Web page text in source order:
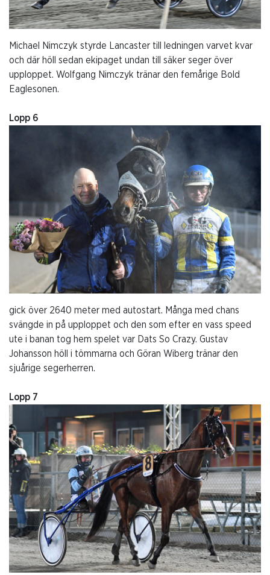
Michael Nimczyk styrde Lancaster till ledningen varvet kvar
och där höll sedan ekipaget undan till säker seger över
upploppet. Wolfgang Nimczyk tränar den femårige Bold
Eaglesonen.
Lopp 6
gick över 2640 meter med autostart. Många med chans
svängde in på upploppet och den som efter en vass speed
ute i banan tog hem spelet var Dats So Crazy. Gustav
Johansson höll i tömmarna och Göran Wiberg tränar den
sjuårige segerherren.
Lopp 7